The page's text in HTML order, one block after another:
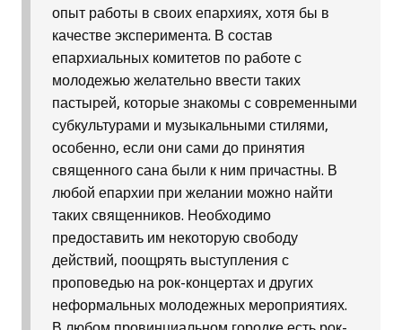
опыт работы в своих епархиях, хотя бы в
качестве эксперимента. В состав
епархиальных комитетов по работе с
молодежью желательно ввести таких
пастырей, которые знакомы с современными
субкультурами и музыкальными стилями,
особенно, если они сами до принятия
священного сана были к ним причастны. В
любой епархии при желании можно найти
таких священников. Необходимо
предоставить им некоторую свободу
действий, поощрять выступления с
проповедью на рок-концертах и других
неформальных молодежных мероприятиях.